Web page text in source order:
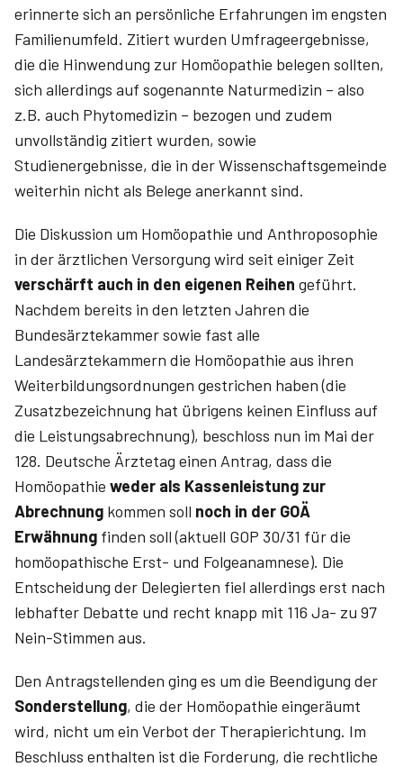
erinnerte sich an persönliche Erfahrungen im engsten
Familienumfeld. Zitiert wurden Umfrageergebnisse,
die die Hinwendung zur Homöopathie belegen sollten,
sich allerdings auf sogenannte Naturmedizin – also
z.B. auch Phytomedizin – bezogen und zudem
unvollständig zitiert wurden, sowie
Studienergebnisse, die in der Wissenschaftsgemeinde
weiterhin nicht als Belege anerkannt sind.
Die Diskussion um Homöopathie und Anthroposophie
in der ärztlichen Versorgung wird seit einiger Zeit
verschärft auch in den eigenen Reihen geführt.
Nachdem bereits in den letzten Jahren die
Bundesärztekammer sowie fast alle
Landesärztekammern die Homöopathie aus ihren
Weiterbildungsordnungen gestrichen haben (die
Zusatzbezeichnung hat übrigens keinen Einfluss auf
die Leistungsabrechnung), beschloss nun im Mai der
128. Deutsche Ärztetag einen Antrag, dass die
Homöopathie weder als Kassenleistung zur
Abrechnung kommen soll noch in der GOÄ
Erwähnung finden soll (aktuell GOP 30/31 für die
homöopathische Erst- und Folgeanamnese). Die
Entscheidung der Delegierten fiel allerdings erst nach
lebhafter Debatte und recht knapp mit 116 Ja- zu 97
Nein-Stimmen aus.
Den Antragstellenden ging es um die Beendigung der
Sonderstellung, die der Homöopathie eingeräumt
wird, nicht um ein Verbot der Therapierichtung. Im
Beschluss enthalten ist die Forderung, die rechtliche